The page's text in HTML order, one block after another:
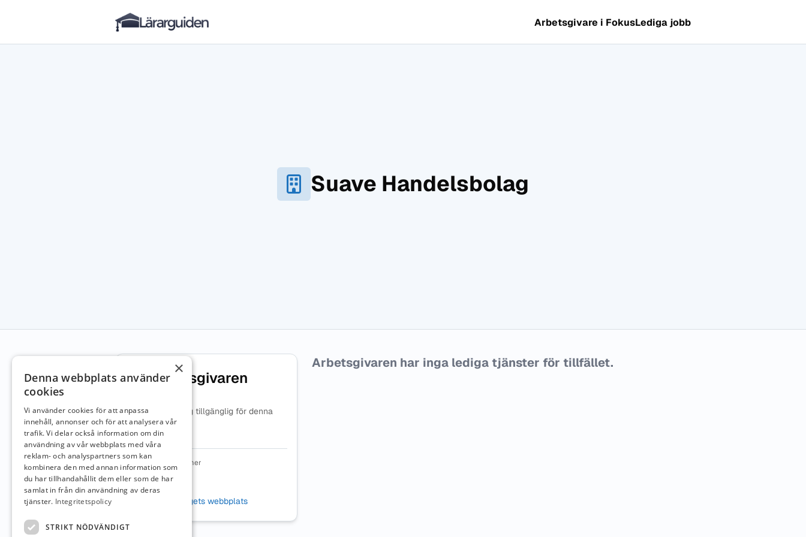
Hoppa till innehåll
Lärarguiden Arbetsgivare i FokusLediga jobb
Suave Handelsbolag
Om arbetsgivaren
Ingen beskrivning tillgänglig för denna
arbetsgivare.
Organisationsnummer
9698002368
Webbplats
Besök företagets webbplats
Arbetsgivaren har inga lediga tjänster för tillfället.
×
Denna webbplats använder
cookies
Vi använder cookies för att anpassa
innehåll, annonser och för att analysera vår
trafik. Vi delar också information om din
användning av vår webbplats med våra
reklam- och analyspartners som kan
kombinera den med annan information som
du har tillhandahållit dem eller som de har
samlat in från din användning av deras
tjänster. Integritetspolicy
STRIKT NÖDVÄNDIGT